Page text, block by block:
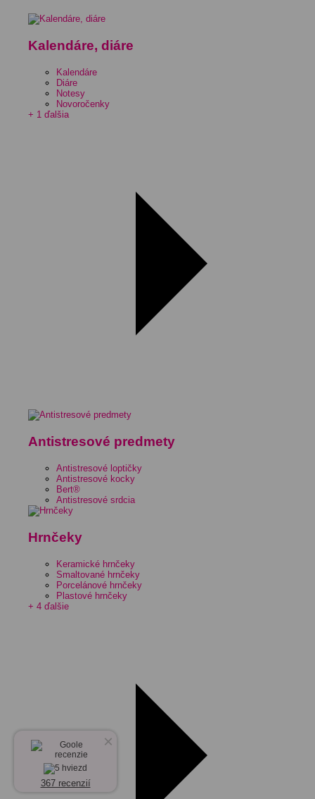
Kalendáre, diáre
Kalendáre
Diáre
Notesy
Novoročenky
+ 1 ďalšia
Antistresové predmety
Antistresové loptičky
Antistresové kocky
Bert®
Antistresové srdcia
Hrnčeky
Keramické hrnčeky
Smaltované hrnčeky
Porcelánové hrnčeky
Plastové hrnčeky
+ 4 ďalšie
×
367 recenzií